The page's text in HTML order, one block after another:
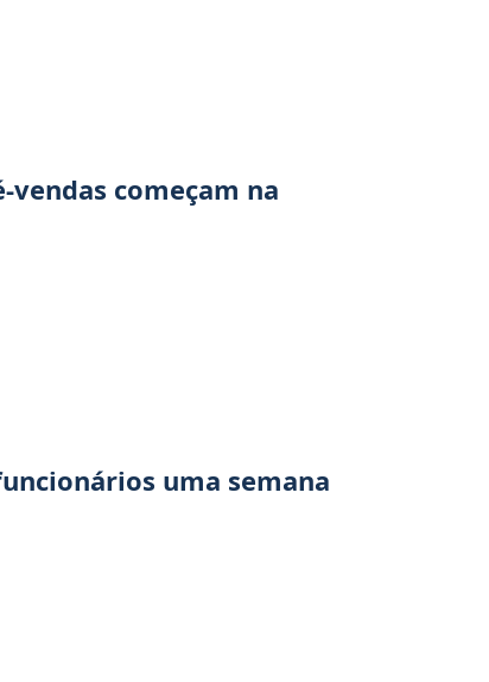
começam na
uma semana